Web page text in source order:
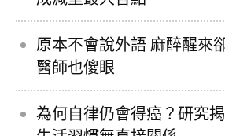
原本不會說外語 麻醉醒來
醫師也傻眼
為何自律仍會得癌？研究